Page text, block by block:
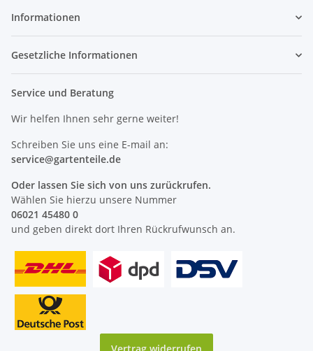
Informationen
Gesetzliche Informationen
Service und Beratung
Wir helfen Ihnen sehr gerne weiter!
Schreiben Sie uns eine E-mail an:
service@gartenteile.de
Oder lassen Sie sich von uns zurückrufen.
Wählen Sie hierzu unsere Nummer
06021 45480 0
und geben direkt dort Ihren Rückrufwunsch an.